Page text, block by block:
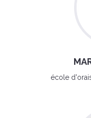
école